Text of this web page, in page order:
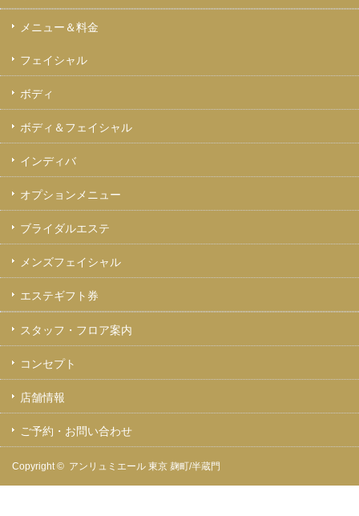
メニュー＆料金
フェイシャル
ボディ
ボディ＆フェイシャル
インディバ
オプションメニュー
ブライダルエステ
メンズフェイシャル
エステギフト券
スタッフ・フロア案内
コンセプト
店舗情報
ご予約・お問い合わせ
Copyright © アンリュミエール 東京 麹町/半蔵門